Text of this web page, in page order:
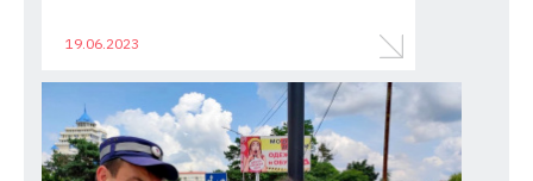
19.06.2023